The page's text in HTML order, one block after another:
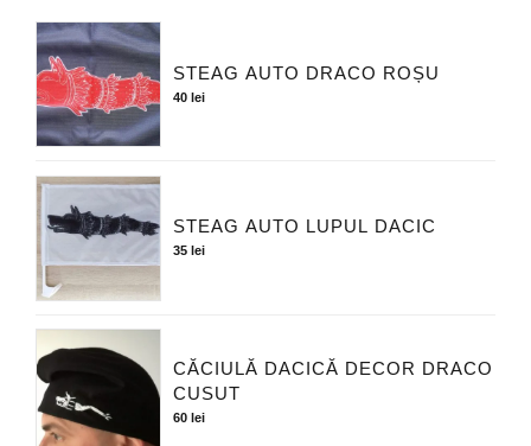
STEAG AUTO DRACO ROȘU
40lei
STEAG AUTO LUPUL DACIC
35 lei
CĂCIULĂ DACICĂ DECOR DRACO
CUSUT
60lei